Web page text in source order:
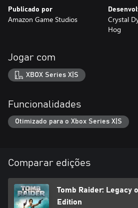
Publicado por
Amazon Game Studios
Crystal
Hog
Jogar com
XBOX Series X|S
Funcionalidades
Otimizado para o Xbox Series X|S
Comparar edições
Tomb Raider: Legacy
Edition